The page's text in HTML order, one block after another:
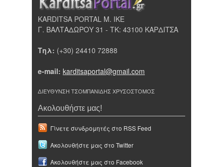
KARDITSA PORTAL Μ. ΙΚΕ
Γ. ΒΑΛΤΑΔΩΡΟΥ 31 - ΤΚ: 43100 ΚΑΡΔΙΤΣΑ
Τηλ: (+30) 24410 72888
e-mail: karditsaportal@gmail.com
ΔΙΕΥΘΥΝΣΗ ΤΣΟΜΠΑΝΙΔΗΣ ΧΡΥΣΟΣΤΟΜΟΣ
Ακολουθήστε μας!
Γίνετε συνδρομητές στο RSS Feed
Ακολουθήστε μας στο Twitter
Ακολουθήστε μας στο Facebook